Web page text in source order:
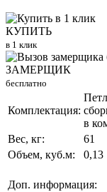
КУПИТЬ
в 1 клик
ЗАМЕРЩИК
бесплатно
Комплектация:
в
Вес, кг:
61
Объем, куб.м:
0,13
Доп. информация: